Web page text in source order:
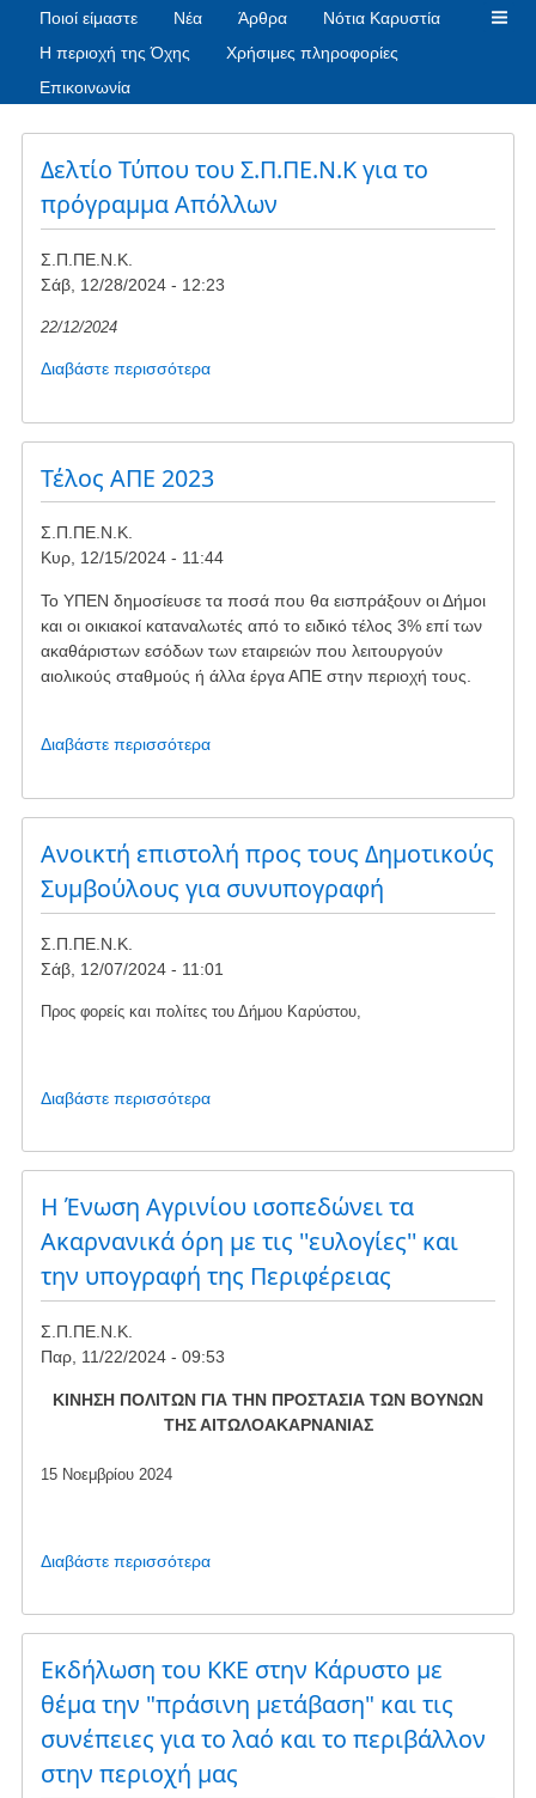
Ποιοί είμαστε Νέα Άρθρα
Νότια Καρυστία
Η περιοχή της Όχης
Χρήσιμες πληροφορίες
Επικοινωνία
Δελτίο Τύπου του Σ.Π.ΠΕ.Ν.Κ για το
πρόγραμμα Απόλλων
Σ.Π.ΠΕ.Ν.Κ.
Σάβ, 12/28/2024 - 12:23
22/12/2024
Διαβάστε περισσότεραγια
Δελτίο
Τύπου
του
πρόγραμμα
Απόλλων
Τέλος ΑΠΕ 2023
Σ.Π.ΠΕ.Ν.Κ.
Κυρ, 12/15/2024 - 11:44
Το ΥΠΕΝ δημοσίευσε τα ποσά που θα εισπράξουν οι Δήμοι
και οι οικιακοί καταναλωτές από το ειδικό τέλος 3% επί των
ακαθάριστων εσόδων των εταιρειών που λειτουργούν
αιολικούς σταθμούς ή άλλα έργα ΑΠΕ στην περιοχή τους.
Διαβάστε περισσότεραγια
Τέλος
ΑΠΕ
2023
Ανοικτή επιστολή προς τους Δημοτικούς
Συμβούλους για συνυπογραφή
Σ.Π.ΠΕ.Ν.Κ.
Σάβ, 12/07/2024 - 11:01
Προς φορείς και πολίτες του Δήμου Καρύστου,
Διαβάστε περισσότεραγια
Ανοικτή
επιστολή
προς
Δημοτικούς
Συμβούλους
για
Η Ένωση Αγρινίου ισοπεδώνει τα
Ακαρνανικά όρη με τις ''ευλογίες'' και
την υπογραφή της Περιφέρειας
Σ.Π.ΠΕ.Ν.Κ.
Παρ, 11/22/2024 - 09:53
ΚΙΝΗΣΗ ΠΟΛΙΤΩΝ ΓΙΑ ΤΗΝ ΠΡΟΣΤΑΣΙΑ ΤΩΝ ΒΟΥΝΩΝ
ΤΗΣ ΑΙΤΩΛΟΑΚΑΡΝΑΝΙΑΣ
15 Νοεμβρίου 2024
Διαβάστε περισσότεραγια
Η
Ένωση
Αγρινίου
ισοπεδώνει
τα
Ακαρνανικά
με
Εκδήλωση του ΚΚΕ στην Κάρυστο με
θέμα την "πράσινη μετάβαση" και τις
συνέπειες για το λαό και το περιβάλλον
στην περιοχή μας